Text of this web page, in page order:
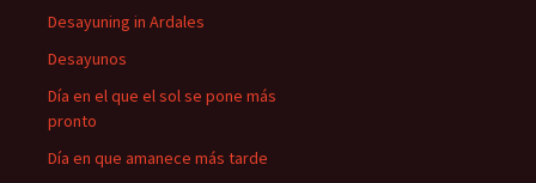
Desayuning in Ardales
Desayunos
Día en el que el sol se pone más
pronto
Día en que amanece más tarde